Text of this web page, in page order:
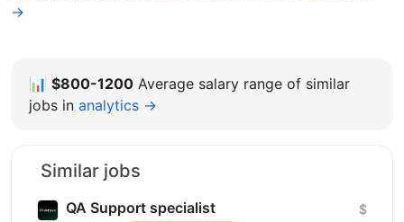
→
📊 $800-1200 Average salary range of similar
jobs in analytics →
Similar jobs
QA Support specialist $